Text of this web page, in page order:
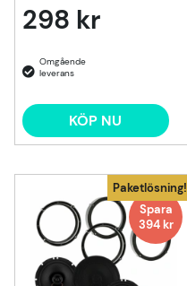
298 kr
KÖP NU
Paketlösning!
Spara
394 kr